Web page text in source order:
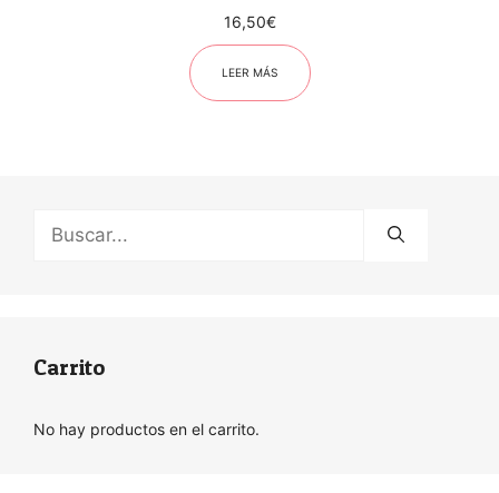
16,50€
LEER MÁS
Buscar:
Carrito
No hay productos en el carrito.